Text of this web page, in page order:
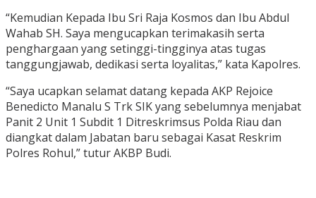
“Kemudian Kepada Ibu Sri Raja Kosmos dan Ibu Abdul
Wahab SH. Saya mengucapkan terimakasih serta
penghargaan yang setinggi-tingginya atas tugas
tanggungjawab, dedikasi serta loyalitas,” kata Kapolres.
“Saya ucapkan selamat datang kepada AKP Rejoice
Benedicto Manalu S Trk SIK yang sebelumnya menjabat
Panit 2 Unit 1 Subdit 1 Ditreskrimsus Polda Riau dan
diangkat dalam Jabatan baru sebagai Kasat Reskrim
Polres Rohul,” tutur AKBP Budi.